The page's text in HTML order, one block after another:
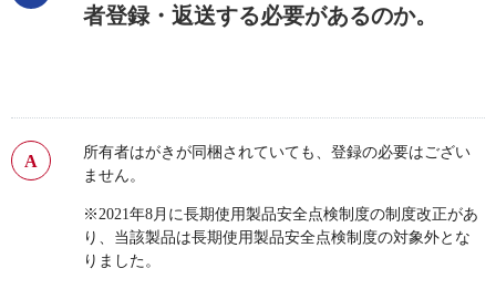
者登録・返送する必要があるのか。
所有者はがきが同梱されていても、登録の必要はござい
ません。
※2021年8月に長期使用製品安全点検制度の制度改正があ
り、当該製品は長期使用製品安全点検制度の対象外とな
りました。